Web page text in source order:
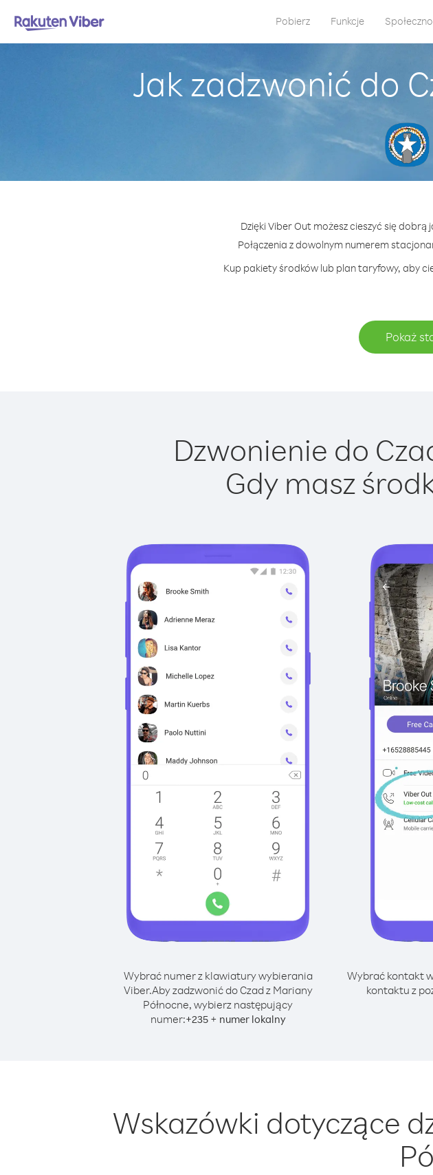
Pobierz Funkcje
Jak zadzwonić do
Dzięki Viber Out możesz cieszyć się dobrą
Połączenia z dowolnym numerem
Kup pakiety środków lub plan taryfowy, aby
Pokaż
Dzwonienie do
Gdy masz
Wybrać numer z klawiatury wybierania
Viber.Aby zadzwonić do Czad z Mariany
Północne, wybierz następujący
numer:+235+ numer lokalny
Wybrać kontakt
kontaktu z
Wskazówki dotyczące